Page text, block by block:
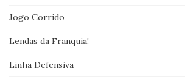
Jogo Corrido
Lendas da Franquia!
Linha Defensiva